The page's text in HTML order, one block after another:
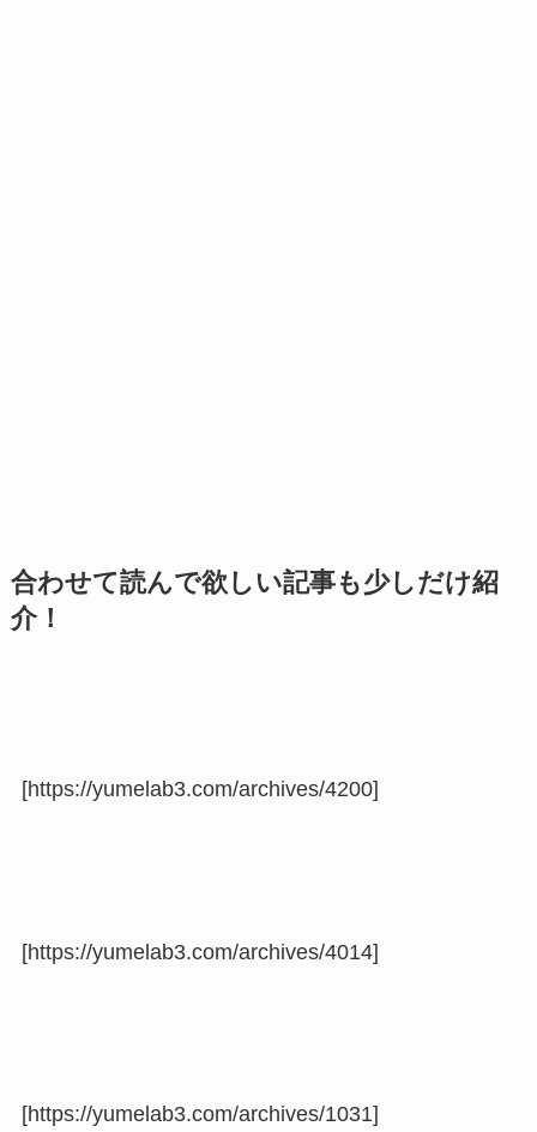
合わせて読んで欲しい記事も少しだけ紹
介！
[https://yumelab3.com/archives/4200]
[https://yumelab3.com/archives/4014]
[https://yumelab3.com/archives/1031]